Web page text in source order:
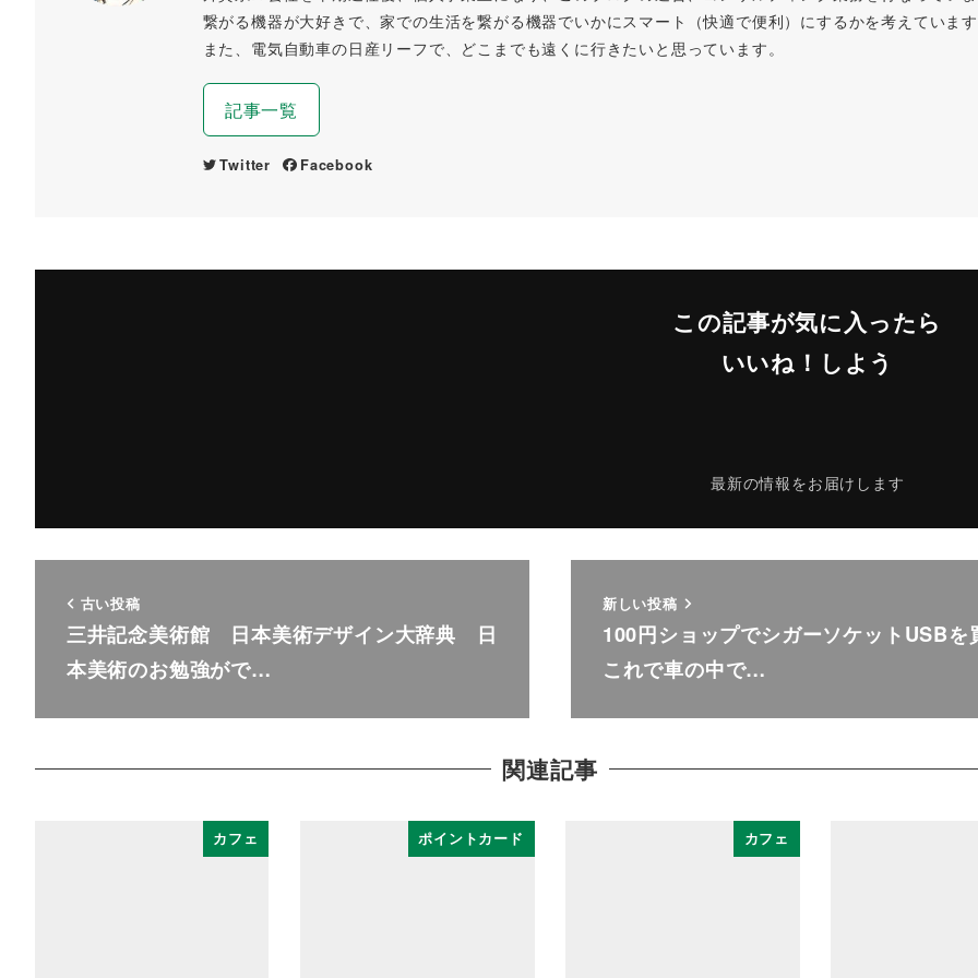
繋がる機器が大好きで、家での生活を繋がる機器でいかにスマート（快適で便利）にするかを考えています
また、電気自動車の日産リーフで、どこまでも遠くに行きたいと思っています。
記事一覧
Twitter Facebook
この記事が気に入ったら
いいね！しよう
最新の情報をお届けします
古い投稿
三井記念美術館 日本美術デザイン大辞典 日
本美術のお勉強がで…
新しい投稿
100円ショップでシガーソケットUSBを
これで車の中で…
関連記事
カフェ ポイントカード カフェ